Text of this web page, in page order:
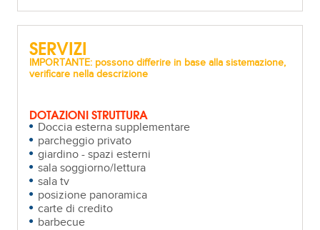
SERVIZI
IMPORTANTE: possono differire in base alla sistemazione,
verificare nella descrizione
DOTAZIONI STRUTTURA
Doccia esterna supplementare
parcheggio privato
giardino - spazi esterni
sala soggiorno/lettura
sala tv
posizione panoramica
carte di credito
barbecue